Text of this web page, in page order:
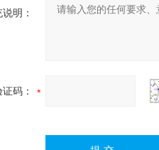
明：
码：